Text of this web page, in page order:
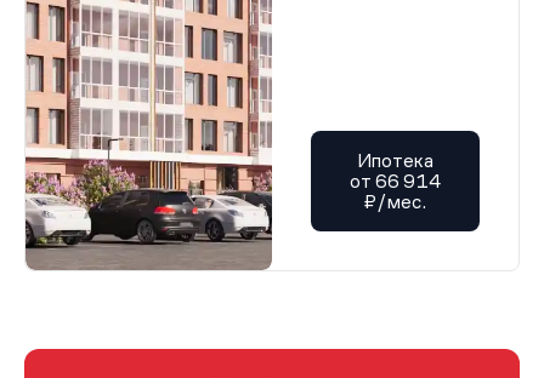
Ипотека
от 66 914
₽/мес.